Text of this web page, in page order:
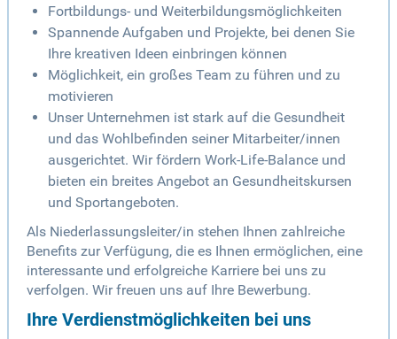
Fortbildungs- und Weiterbildungsmöglichkeiten
Spannende Aufgaben und Projekte, bei denen Sie
Ihre kreativen Ideen einbringen können
Möglichkeit, ein großes Team zu führen und zu
motivieren
Unser Unternehmen ist stark auf die Gesundheit
und das Wohlbefinden seiner Mitarbeiter/innen
ausgerichtet. Wir fördern Work-Life-Balance und
bieten ein breites Angebot an Gesundheitskursen
und Sportangeboten.
Als Niederlassungsleiter/in stehen Ihnen zahlreiche
Benefits zur Verfügung, die es Ihnen ermöglichen, eine
interessante und erfolgreiche Karriere bei uns zu
verfolgen. Wir freuen uns auf Ihre Bewerbung.
Ihre Verdienstmöglichkeiten bei uns